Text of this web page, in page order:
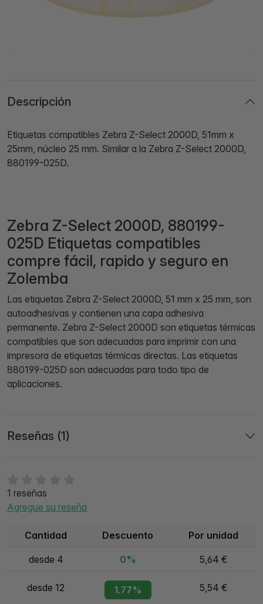
1 reseñas
Agregue su reseña
Cantidad Descuento Por unidad
desde 4 0% 5,64 €
desde 12 1.77% 5,54 €
Descripción
Etiquetas compatibles Zebra Z-Select 2000D, 51mm x
25mm, núcleo 25 mm. Similar a la Zebra Z-Select 2000D,
880199-025D.
Zebra Z-Select 2000D, 880199-
025D Etiquetas compatibles
compre fácil, rapido y seguro en
Zolemba
Las etiquetas Zebra Z-Select 2000D, 51 mm x 25 mm, son
autoadhesivas y contienen una capa adhesiva
permanente. Zebra Z-Select 2000D son etiquetas térmicas
compatibles que son adecuadas para imprimir con una
impresora de etiquetas térmicas directas. Las etiquetas
880199-025D son adecuadas para todo tipo de
aplicaciones.
Reseñas (1)